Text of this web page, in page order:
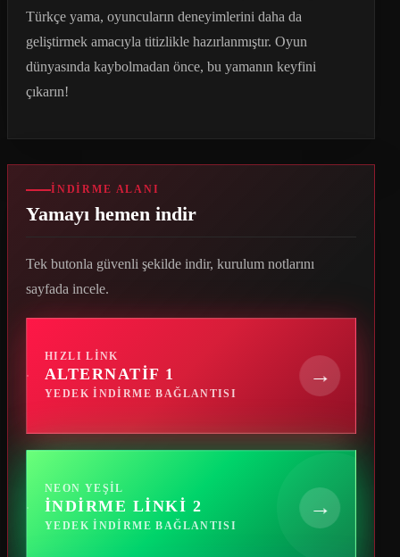
Türkçe yama, oyuncuların deneyimlerini daha da
geliştirmek amacıyla titizlikle hazırlanmıştır. Oyun
dünyasında kaybolmadan önce, bu yamanın keyfini
çıkarın!
İNDIRME ALANI
Yamayı hemen indir
Tek butonla güvenli şekilde indir, kurulum notlarını
sayfada incele.
HIZLI LINK
ALTERNATIF 1
YEDEK INDIRME BAĞLANTISI
→
NEON YEŞIL
İNDIRME LINKI 2
YEDEK INDIRME BAĞLANTISI
→